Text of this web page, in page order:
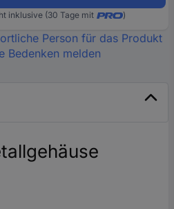
inklusive (30 Tage mit )
Person für das Produkt
Bedenken melden